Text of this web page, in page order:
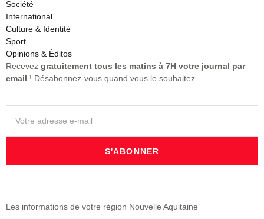
Société
International
Culture & Identité
Sport
Opinions & Éditos
Recevez gratuitement tous les matins à 7H votre journal par
email ! Désabonnez-vous quand vous le souhaitez.
S'ABONNER
Les informations de votre région Nouvelle Aquitaine